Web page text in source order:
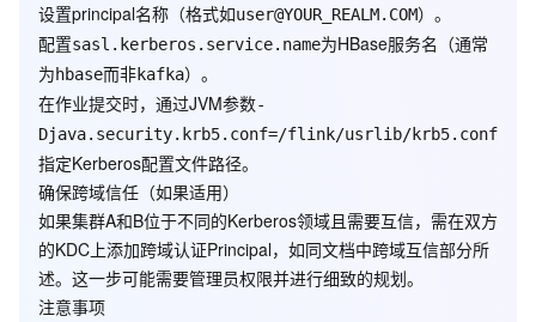
设置principal名称（格式如user@YOUR_REALM.COM）。
配置sasl.kerberos.service.name为HBase服务名（通常
为hbase而非kafka）。
在作业提交时，通过JVM参数-
Djava.security.krb5.conf=/flink/usrlib/krb5.conf
指定Kerberos配置文件路径。
确保跨域信任（如果适用）
如果集群A和B位于不同的Kerberos领域且需要互信，需在双方
的KDC上添加跨域认证Principal，如同文档中跨域互信部分所
述。这一步可能需要管理员权限并进行细致的规划。
注意事项